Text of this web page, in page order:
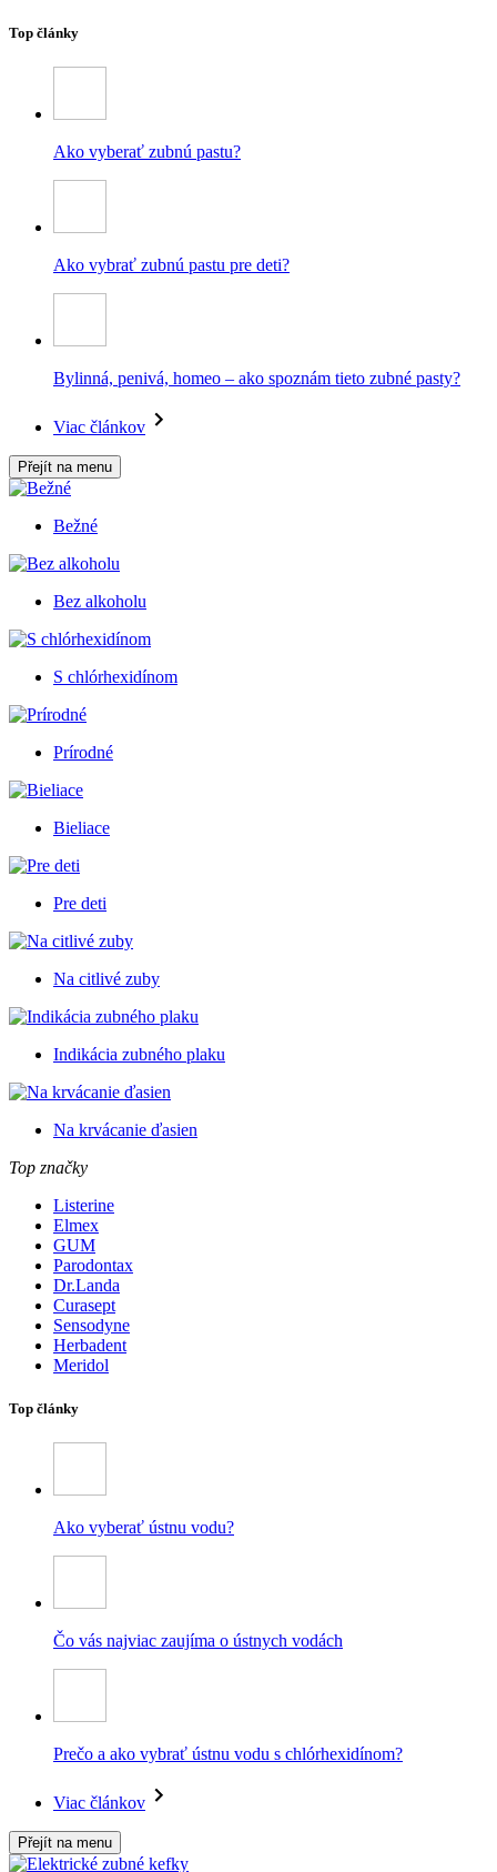
Top články
Ako vyberať zubnú pastu?
Ako vybrať zubnú pastu pre deti?
Bylinná, penivá, homeo – ako spoznám tieto zubné pasty?
Viac článkov
Přejít na menu
Bežné
Bez alkoholu
S chlórhexidínom
Prírodné
Bieliace
Pre deti
Na citlivé zuby
Indikácia zubného plaku
Na krvácanie ďasien
Top značky
Listerine
Elmex
GUM
Parodontax
Dr.Landa
Curasept
Sensodyne
Herbadent
Meridol
Top články
Ako vyberať ústnu vodu?
Čo vás najviac zaujíma o ústnych vodách
Prečo a ako vybrať ústnu vodu s chlórhexidínom?
Viac článkov
Přejít na menu